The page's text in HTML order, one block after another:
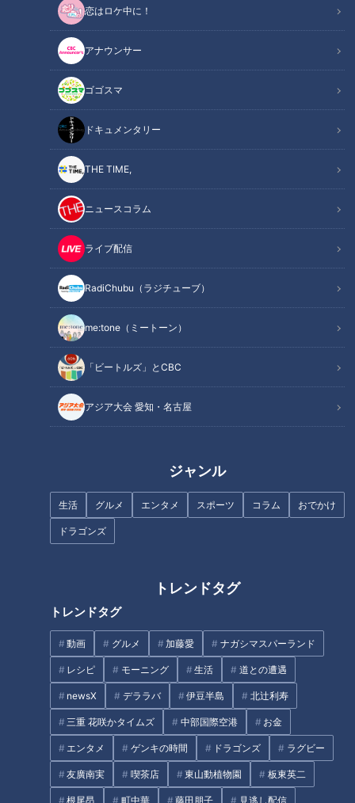
恋はロケ中に！
アナウンサー
ゴゴスマ
ドキュメンタリー
THE TIME,
ニュースコラム
ライブ配信
RadiChubu（ラジチューブ）
me:tone（ミートーン）
「ビートルズ」とCBC
アジア大会 愛知・名古屋
ジャンル
生活 グルメ エンタメ スポーツ コラム おでかけ
ドラゴンズ
トレンドタグ
トレンドタグ
動画 グルメ 加藤愛 ナガシマスパーランド
レシピ モーニング 生活 道との遭遇
newsX デララバ 伊豆半島 北辻利寿
三重 花咲かタイムズ 中部国際空港 お金
エンタメ ゲンキの時間 ドラゴンズ ラグビー
友廣南実 喫茶店 東山動植物園 板東英二
根尾昂 町中華 藤田朋子 見逃し配信
記事に戻る
この記事を見たあなたへのおすすめ
中日ドラゴンズ勝野、岡林、若
竜投打の二人 今だから言える昨
年活躍できた裏話
てた」
ドラゴンズの黄金期をともに支
えた浅尾拓也投手コーチと侍ジ
ャパン投手コーチ・吉見一起氏
ならではの親密トーク、そして
「アイツの強肩は世界一」中村
武志コーチが元ドラゴンズ加藤
匠馬へ贈る惜別の激励
2019夏反攻へ！ドラゴンズ後半
戦巻き返しのカギを握る6人の
戦士たち！
スポーツ 中日ドラゴンズ コラム 村松開人